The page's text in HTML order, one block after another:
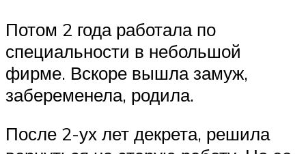
Потом 2 года работала по
специальности в небольшой
фирме. Вскоре вышла замуж,
забеременела, родила.
После 2-ух лет декрета, решила